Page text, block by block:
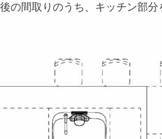
の間取りのうち、キッチン部分